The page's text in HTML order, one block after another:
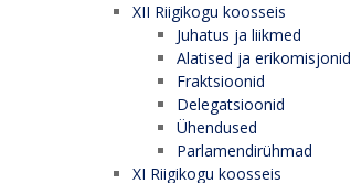
XII Riigikogu koosseis
Juhatus ja liikmed
Alatised ja erikomisjonid
Fraktsioonid
Delegatsioonid
Ühendused
Parlamendirühmad
XI Riigikogu koosseis